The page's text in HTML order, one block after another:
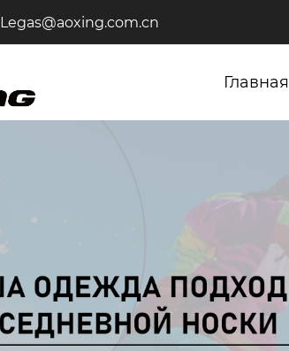
Legas@aoxing.com.cn
Главная